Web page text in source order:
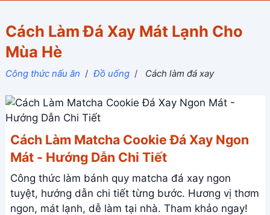
Cách Làm Đá Xay Mát Lạnh Cho
Mùa Hè
Công thức nấu ăn / Đồ uống / Cách làm đá xay
Cách Làm Matcha Cookie Đá Xay Ngon
Mát - Hướng Dẫn Chi Tiết
Công thức làm bánh quy matcha đá xay ngon
tuyệt, hướng dẫn chi tiết từng bước. Hương vị thơm
ngon, mát lạnh, dễ làm tại nhà. Tham khảo ngay!